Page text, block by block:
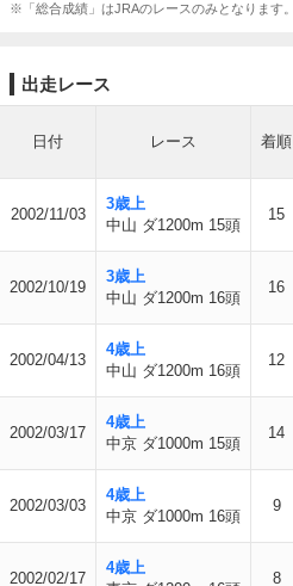
※「総合成績」はJRAのレースのみとなります。
出走レース
日付 レース 着順
2002/11/03
3歳上
中山 ダ1200m 15頭
15
2002/10/19
3歳上
中山 ダ1200m 16頭
16
2002/04/13
4歳上
中山 ダ1200m 16頭
12
2002/03/17
4歳上
中京 ダ1000m 15頭
14
2002/03/03
4歳上
中京 ダ1000m 16頭
9
2002/02/17
4歳上
8